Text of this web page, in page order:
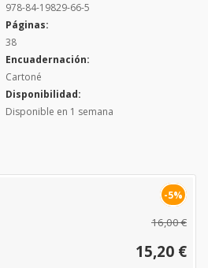
978-84-19829-66-5
Páginas:
38
Encuadernación:
Cartoné
Disponibilidad:
Disponible en 1 semana
-5%
16,00 €
15,20 €